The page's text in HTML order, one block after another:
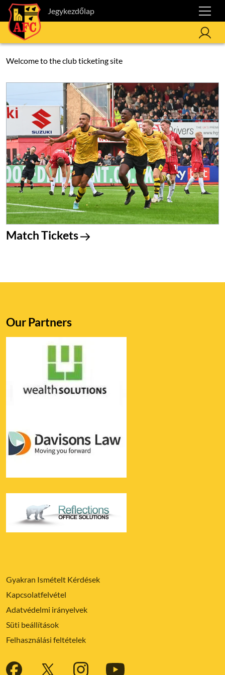
Jegykezdőlap
Welcome to the club ticketing site
Match Tickets
Gyakran Ismételt Kérdések
Kapcsolatfelvétel
Adatvédelmi irányelvek
Süti beállítások
Felhasználási feltételek
Our Partners